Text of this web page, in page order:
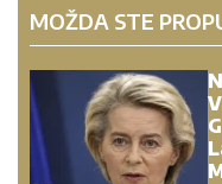
MOŽDA STE